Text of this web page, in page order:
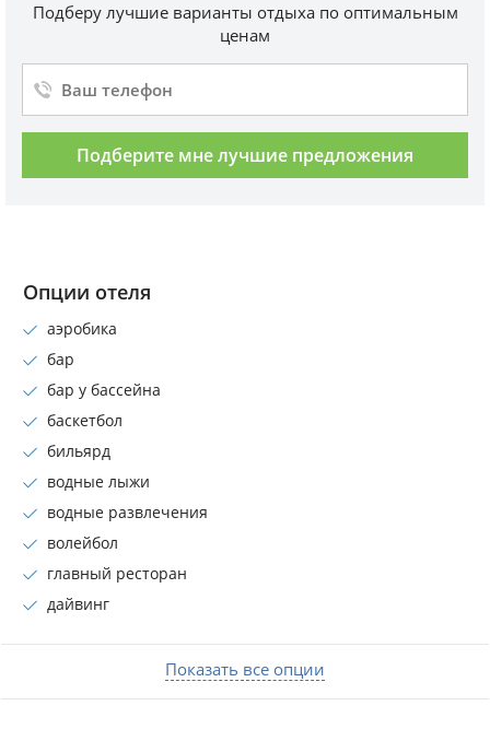
Подберу лучшие варианты отдыха по оптимальным
ценам
Подберите мне лучшие предложения
Опции отеля
аэробика
бар
бар у бассейна
баскетбол
бильярд
водные лыжи
водные развлечения
волейбол
главный ресторан
дайвинг
Показать все опции